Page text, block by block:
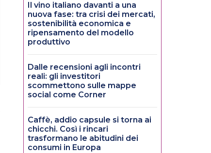
Il vino italiano davanti a una
nuova fase: tra crisi dei mercati,
sostenibilità economica e
ripensamento del modello
produttivo
Dalle recensioni agli incontri
reali: gli investitori
scommettono sulle mappe
social come Corner
Caffè, addio capsule si torna ai
chicchi. Così i rincari
trasformano le abitudini dei
consumi in Europa